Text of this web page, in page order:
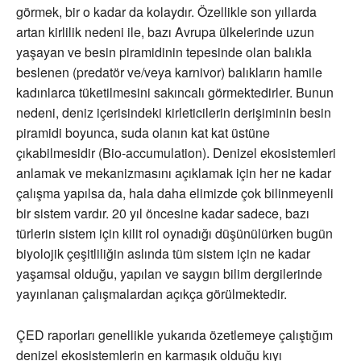
görmek, bir o kadar da kolaydır. Özellikle son yıllarda
artan kirlilik nedeni ile, bazı Avrupa ülkelerinde uzun
yaşayan ve besin piramidinin tepesinde olan balıkla
beslenen (predatör ve/veya karnivor) balıkların hamile
kadınlarca tüketilmesini sakıncalı görmektedirler. Bunun
nedeni, deniz içerisindeki kirleticilerin derişiminin besin
piramidi boyunca, suda olanın kat kat üstüne
çıkabilmesidir (Bio-accumulation). Denizel ekosistemleri
anlamak ve mekanizmasını açıklamak için her ne kadar
çalışma yapılsa da, hala daha elimizde çok bilinmeyenli
bir sistem vardır. 20 yıl öncesine kadar sadece, bazı
türlerin sistem için kilit rol oynadığı düşünülürken bugün
biyolojik çeşitliliğin aslında tüm sistem için ne kadar
yaşamsal olduğu, yapılan ve saygın bilim dergilerinde
yayınlanan çalışmalardan açıkça görülmektedir.
ÇED raporları genellikle yukarıda özetlemeye çalıştığım
denizel ekosistemlerin en karmaşık olduğu kıyı